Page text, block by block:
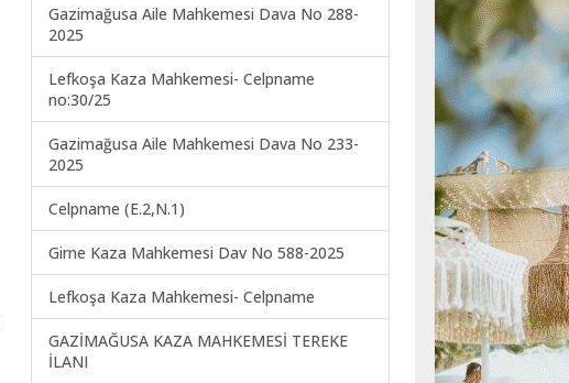
Gazimağusa Aile Mahkemesi Dava No 288-
2025
Lefkoşa Kaza Mahkemesi- Celpname
no:30/25
Gazimağusa Aile Mahkemesi Dava No 233-
2025
Celpname (E.2,N.1)
Girne Kaza Mahkemesi Dav No 588-2025
Lefkoşa Kaza Mahkemesi- Celpname
GAZİMAĞUSA KAZA MAHKEMESİ TEREKE
İLANI